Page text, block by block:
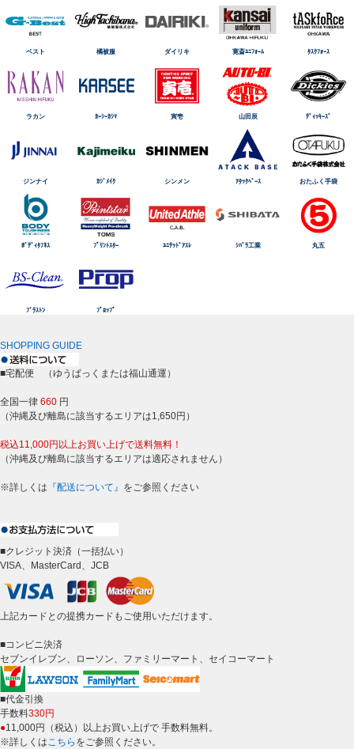
ベスト 橘被服 ダイリキ 寛斎ﾕﾆﾌｫｰﾑ ﾀｽｸﾌｫｰｽ
ラカン ｶｰｼｰｶｼﾏ 寅壱 山田辰 ﾃﾞｨｯｷｰｽﾞ
ジンナイ ｶｼﾞﾒｲｸ シンメン ｱﾀｯｸﾍﾞｰｽ おたふく手袋
ﾎﾞﾃﾞｨﾀﾌﾈｽ ﾌﾟﾘﾝﾄｽﾀｰ ﾕﾆﾃｯﾄﾞｱｽﾚ ｼﾊﾞﾗ工業 丸五
ﾌﾞﾗｽﾄﾝ ﾌﾟﾛｯﾌﾟ
SHOPPING GUIDE
■宅配便 （ゆうぱっくまたは福山通運）
全国一律 660 円
（沖縄及び離島に該当するエリアは1,650円）
税込11,000円以上お買い上げで送料無料！
（沖縄及び離島に該当するエリアは適応されません）
※詳しくは 『配送について』 をご参照ください
■クレジット決済（一括払い）
VISA、MasterCard、JCB
上記カードとの提携カードもご使用いただけます。
■コンビニ決済
セブンイレブン、ローソン、ファミリーマート、セイコーマート
■代金引換
手数料330円
●11,000円（税込）以上お買い上げで 手数料無料。
※詳しくはこちら をご参照ください。